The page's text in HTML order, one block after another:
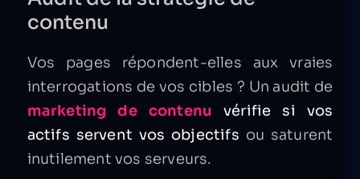
contenu
Vos pages répondent-elles aux vraies
interrogations de vos cibles ? Un audit de
marketing de contenu
vérifie si vos
actifs servent vos objectifs ou saturent
inutilement vos serveurs.